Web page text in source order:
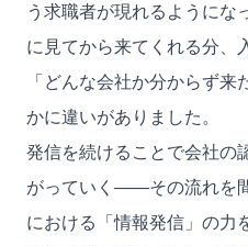
う求職者が現れるようにな
に見てから来てくれる分、
「どんな会社か分からず
かに違いがありました。
発信を続けることで会社の
がっていく——その流れを
における「情報発信」の力